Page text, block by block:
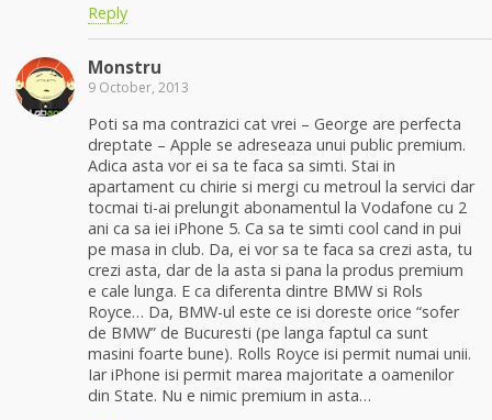
Reply
Monstru
9 October, 2013
Poti sa ma contrazici cat vrei – George are perfecta
dreptate – Apple se adreseaza unui public premium.
Adica asta vor ei sa te faca sa simti. Stai in
apartament cu chirie si mergi cu metroul la servici dar
tocmai ti-ai prelungit abonamentul la Vodafone cu 2
ani ca sa iei iPhone 5. Ca sa te simti cool cand in pui
pe masa in club. Da, ei vor sa te faca sa crezi asta, tu
crezi asta, dar de la asta si pana la produs premium
e cale lunga. E ca diferenta dintre BMW si Rols
Royce… Da, BMW-ul este ce isi doreste orice “sofer
de BMW” de Bucuresti (pe langa faptul ca sunt
masini foarte bune). Rolls Royce isi permit numai unii.
Iar iPhone isi permit marea majoritate a oamenilor
din State. Nu e nimic premium in asta…